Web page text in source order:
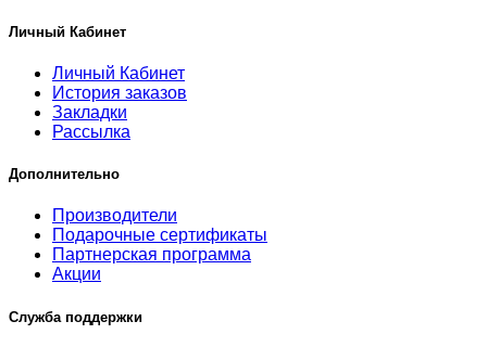
Личный Кабинет
Личный Кабинет
История заказов
Закладки
Рассылка
Дополнительно
Производители
Подарочные сертификаты
Партнерская программа
Акции
Служба поддержки